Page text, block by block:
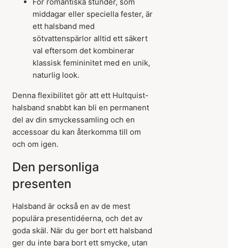
middagar eller speciella fester, är
ett halsband med
sötvattenspärlor alltid ett säkert
val eftersom det kombinerar
klassisk femininitet med en unik,
naturlig look.
Denna flexibilitet gör att ett Hultquist-
halsband snabbt kan bli en permanent
del av din smyckessamling och en
accessoar du kan återkomma till om
och om igen.
Den personliga
presenten
Halsband är också en av de mest
populära presentidéerna, och det av
goda skäl. När du ger bort ett halsband
ger du inte bara bort ett smycke, utan